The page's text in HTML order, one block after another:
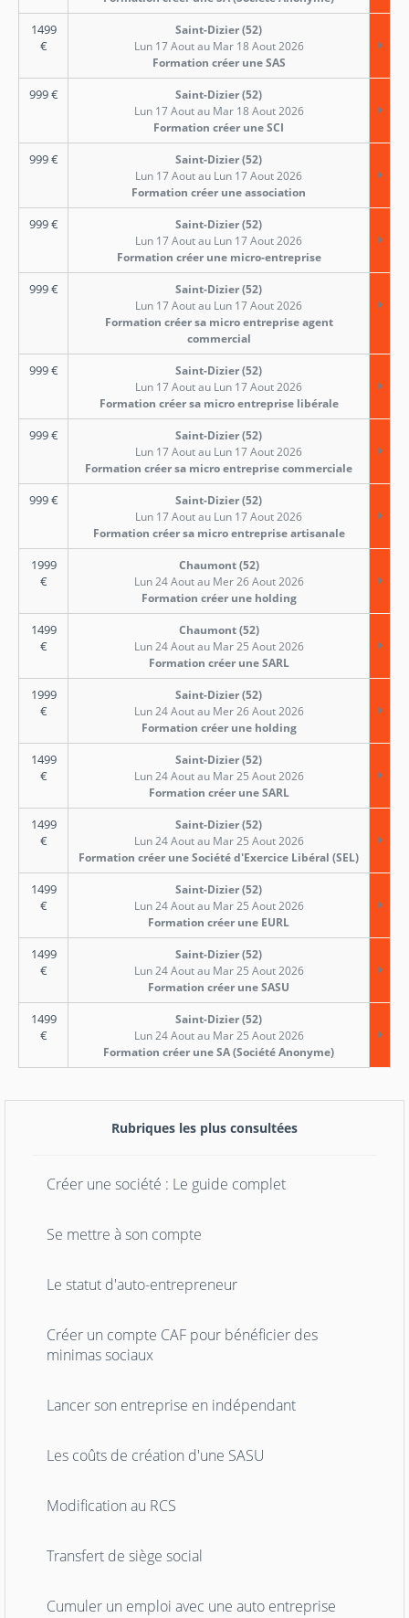
1499
€
Saint-Dizier (52)
Lun 17 Aout au Mar 18 Aout 2026
Formation créer une SAS
999€
Saint-Dizier (52)
Lun 17 Aout au Mar 18 Aout 2026
Formation créer une SCI
999€
Saint-Dizier (52)
Lun 17 Aout au Lun 17 Aout 2026
Formation créer une association
999€
Saint-Dizier (52)
Lun 17 Aout au Lun 17 Aout 2026
Formation créer une micro-entreprise
999€
Saint-Dizier (52)
Lun 17 Aout au Lun 17 Aout 2026
Formation créer sa micro entreprise agent
commercial
999€
Saint-Dizier (52)
Lun 17 Aout au Lun 17 Aout 2026
Formation créer sa micro entreprise libérale
999€
Saint-Dizier (52)
Lun 17 Aout au Lun 17 Aout 2026
Formation créer sa micro entreprise commerciale
999€
Saint-Dizier (52)
Lun 17 Aout au Lun 17 Aout 2026
Formation créer sa micro entreprise artisanale
1999
€
Chaumont (52)
Lun 24 Aout au Mer 26 Aout 2026
Formation créer une holding
1499
€
Chaumont (52)
Lun 24 Aout au Mar 25 Aout 2026
Formation créer une SARL
1999
€
Saint-Dizier (52)
Lun 24 Aout au Mer 26 Aout 2026
Formation créer une holding
1499
€
Saint-Dizier (52)
Lun 24 Aout au Mar 25 Aout 2026
Formation créer une SARL
1499
€
Saint-Dizier (52)
Lun 24 Aout au Mar 25 Aout 2026
Formation créer une Société d'Exercice Libéral (SEL)
1499
€
Saint-Dizier (52)
Lun 24 Aout au Mar 25 Aout 2026
Formation créer une EURL
1499
€
Saint-Dizier (52)
Lun 24 Aout au Mar 25 Aout 2026
Formation créer une SASU
1499
€
Saint-Dizier (52)
Lun 24 Aout au Mar 25 Aout 2026
Formation créer une SA (Société Anonyme)
Rubriques les plus consultées
Créer une société : Le guide complet
Se mettre à son compte
Le statut d'auto-entrepreneur
Créer un compte CAF pour bénéficier des
minimas sociaux
Lancer son entreprise en indépendant
Les coûts de création d'une SASU
Modification au RCS
Transfert de siège social
Cumuler un emploi avec une auto entreprise